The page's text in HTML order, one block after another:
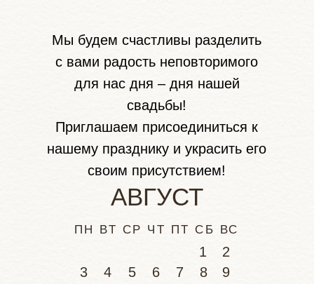
ПН ВТ СР ЧТ ПТ СБ ВС
1
9
8
7
6
5
4
2
3
АВГУСТ
Мы будем счастливы разделить
с вами радость неповторимого
для нас дня – дня нашей
свадьбы!
Приглашаем присоединиться к
нашему празднику и украсить его
своим присутствием!